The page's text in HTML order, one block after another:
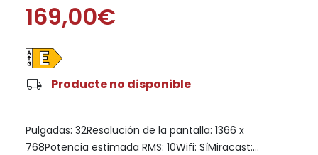
169,00€
local_shipping Producte no disponible
Pulgadas: 32Resolución de la pantalla: 1366 x
768Potencia estimada RMS: 10Wifi: SíMiracast:...